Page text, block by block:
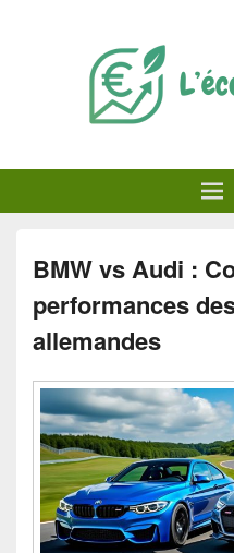
L'éco du bon
BMW vs Audi :
performances
allemandes